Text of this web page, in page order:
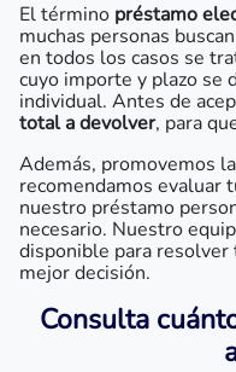
El término préstamo
muchas personas
en todos los casos se
cuyo importe y plazo se
individual. Antes de
total a devolver, para
Además, promovemos
recomendamos evaluar
nuestro préstamo
necesario. Nuestro
disponible para resolver
mejor decisión.
Consulta